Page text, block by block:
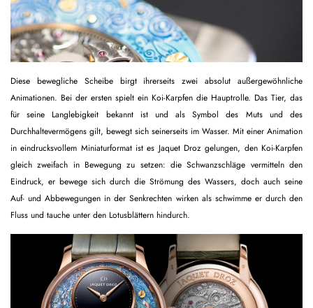
Diese bewegliche Scheibe birgt ihrerseits zwei absolut außergewöhnliche
Animationen. Bei der ersten spielt ein Koi-Karpfen die Hauptrolle. Das Tier, das
für seine Langlebigkeit bekannt ist und als Symbol des Muts und des
Durchhaltevermögens gilt, bewegt sich seinerseits im Wasser. Mit einer Animation
in eindrucksvollem Miniaturformat ist es Jaquet Droz gelungen, den Koi-Karpfen
gleich zweifach in Bewegung zu setzen: die Schwanzschläge vermitteln den
Eindruck, er bewege sich durch die Strömung des Wassers, doch auch seine
Auf- und Abbewegungen in der Senkrechten wirken als schwimme er durch den
Fluss und tauche unter den Lotusblättern hindurch.